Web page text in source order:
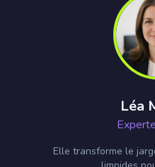
Léa
Elle transforme le